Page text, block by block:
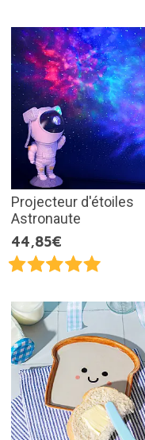
Projecteur d'étoiles
Astronaute
44,85€